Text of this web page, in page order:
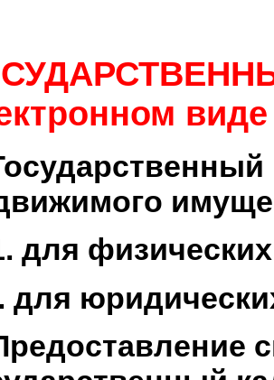
виде
для
для